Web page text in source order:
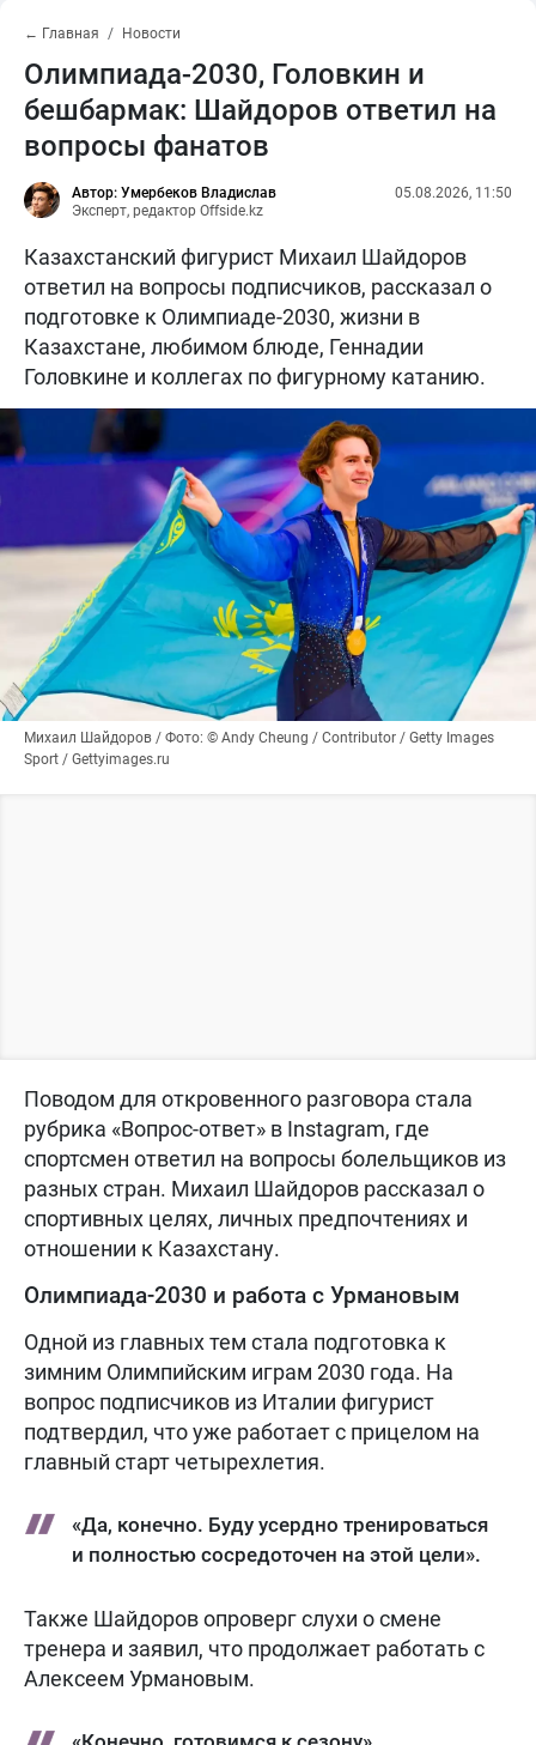
← Главная Новости
Олимпиада-2030, Головкин и
бешбармак: Шайдоров ответил на
вопросы фанатов
Автор: Умербеков Владислав
Эксперт, редактор Offside.kz
05.08.2026, 11:50
Казахстанский фигурист Михаил Шайдоров
ответил на вопросы подписчиков, рассказал о
подготовке к Олимпиаде-2030, жизни в
Казахстане, любимом блюде, Геннадии
Головкине и коллегах по фигурному катанию.
Михаил Шайдоров / Фото: © Andy Cheung / Contributor / Getty Images
Sport / Gettyimages.ru
Поводом для откровенного разговора стала
рубрика «Вопрос-ответ» в Instagram, где
спортсмен ответил на вопросы болельщиков из
разных стран. Михаил Шайдоров рассказал о
спортивных целях, личных предпочтениях и
отношении к Казахстану.
Олимпиада-2030 и работа с Урмановым
Одной из главных тем стала подготовка к
зимним Олимпийским играм 2030 года. На
вопрос подписчиков из Италии фигурист
подтвердил, что уже работает с прицелом на
главный старт четырехлетия.
«Да, конечно. Буду усердно тренироваться
и полностью сосредоточен на этой цели».
Также Шайдоров опроверг слухи о смене
тренера и заявил, что продолжает работать с
Алексеем Урмановым.